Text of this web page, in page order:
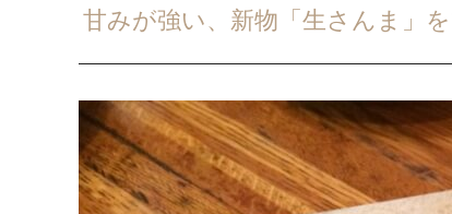
甘みが強い、新物「生さんま」